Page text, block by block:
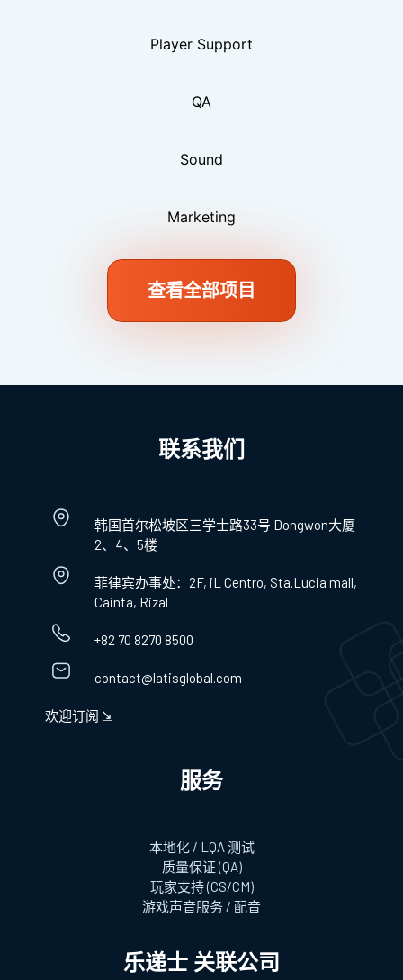
Player Support
QA
Sound
Marketing
查看全部项目
联系我们
韩国首尔松坡区三学士路33号 Dongwon大厦
2、4、5楼
菲律宾办事处：2F, iL Centro, Sta.Lucia mall,
Cainta, Rizal
+82 70 8270 8500
contact@latisglobal.com
欢迎订阅 ⇲
服务
本地化 / LQA 测试
质量保证 (QA)
玩家支持 (CS/CM)
游戏声音服务 / 配音
乐递士 关联公司